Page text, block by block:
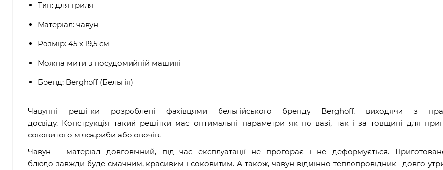
Тип: для гриля
Матеріал: чавун
Розмір: 45 х 19,5 см
Можна мити в посудомийній машині
Бренд: Berghoff (Бельгія)
Чавунні решітки розроблені фахівцями бельгійського бренду Berghoff, виходячи з
досвіду. Конструкція такий решітки має оптимальні параметри як по вазі, так і за товщині для
соковитого м'яса,риби або овочів.
Чавун – матеріал довговічний, під час експлуатації не прогорає і не деформується.
блюдо завжди буде смачним, красивим і соковитим. А також, чавун відмінно теплопровідник і довго